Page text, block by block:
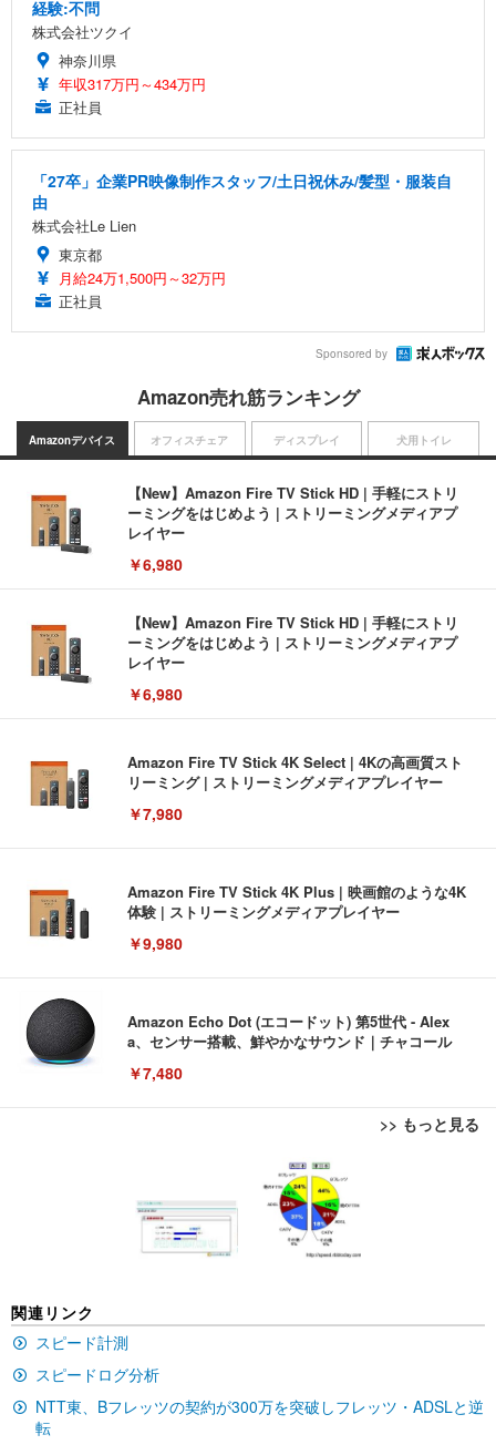
経験:不問
株式会社ツクイ
神奈川県
年収317万円～434万円
正社員
「27卒」企業PR映像制作スタッフ/土日祝休み/髪型・服装自
由
株式会社Le Lien
東京都
月給24万1,500円～32万円
正社員
Sponsored by
Amazon売れ筋ランキング
Amazonデバイス
【New】Amazon Fire TV Stick HD | 手軽にストリ
ーミングをはじめよう | ストリーミングメディアプ
レイヤー
￥6,980
【New】Amazon Fire TV Stick HD | 手軽にストリ
ーミングをはじめよう | ストリーミングメディアプ
レイヤー
￥6,980
Amazon Fire TV Stick 4K Select | 4Kの高画質スト
リーミング | ストリーミングメディアプレイヤー
￥7,980
Amazon Fire TV Stick 4K Plus | 映画館のような4K
体験 | ストリーミングメディアプレイヤー
￥9,980
Amazon Echo Dot (エコードット) 第5世代 - Alex
a、センサー搭載、鮮やかなサウンド｜チャコール
￥7,480
>> もっと見る
オフィスチェア
[EdoErgo] オフィスチェア 椅子 テレワーク 疲れな
い 跳ね上げ式アームレスト コンパクト 約105度ロッ
キング pc 事務椅子 360度回転 座面昇降 強化ナイロ
ン樹脂ベース 通気性メッシュ 在宅ワーク H-WY01
(黒網+黒枠+黒足)
￥5,699
ュチェア 人間工学 疲れない ブラック
ディスプレイ
EIZO ビジネス向けプレミアムモニター | FlexScan
EV3240X-WT | 31.5型4K UHD・USB Type-C・ホワ
イト
￥105,595
イト
￥109,572
犬用トイレ
Amazonベーシック ペットシーツ 薄型 レギュラー 1
回使い捨て 無香料 ホワイト 300枚
￥3,373
x2袋(84枚) ホワイト(吸収面:ライトブルー)
関連リンク
スピード計測
スピードログ分析
NTT東、Bフレッツの契約が300万を突破しフレッツ・ADSLと逆
転